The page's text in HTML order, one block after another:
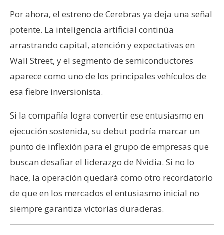
Por ahora, el estreno de Cerebras ya deja una señal
potente. La inteligencia artificial continúa
arrastrando capital, atención y expectativas en
Wall Street, y el segmento de semiconductores
aparece como uno de los principales vehículos de
esa fiebre inversionista.
Si la compañía logra convertir ese entusiasmo en
ejecución sostenida, su debut podría marcar un
punto de inflexión para el grupo de empresas que
buscan desafiar el liderazgo de Nvidia. Si no lo
hace, la operación quedará como otro recordatorio
de que en los mercados el entusiasmo inicial no
siempre garantiza victorias duraderas.